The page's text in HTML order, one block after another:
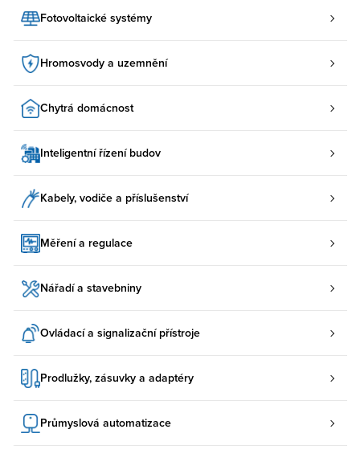
Fotovoltaické systémy
Hromosvody a uzemnění
Chytrá domácnost
Inteligentní řízení budov
Kabely, vodiče a příslušenství
Měření a regulace
Nářadí a stavebniny
Ovládací a signalizační přístroje
Prodlužky, zásuvky a adaptéry
Průmyslová automatizace